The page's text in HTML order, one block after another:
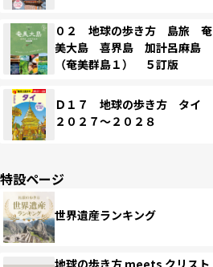
０２ 地球の歩き方 島旅 奄
美大島 喜界島 加計呂麻島
（奄美群島１） ５訂版
Ｄ１７ 地球の歩き方 タイ
２０２７～２０２８
特設ページ
世界遺産ランキング
地球の歩き方 meets クリスト